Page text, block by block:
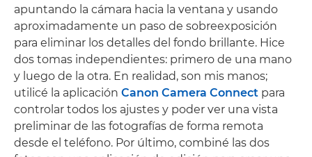
apuntando la cámara hacia la ventana y usando
aproximadamente un paso de sobreexposición
para eliminar los detalles del fondo brillante. Hice
dos tomas independientes: primero de una mano
y luego de la otra. En realidad, son mis manos;
utilicé la aplicación Canon Camera Connect para
controlar todos los ajustes y poder ver una vista
preliminar de las fotografías de forma remota
desde el teléfono. Por último, combiné las dos